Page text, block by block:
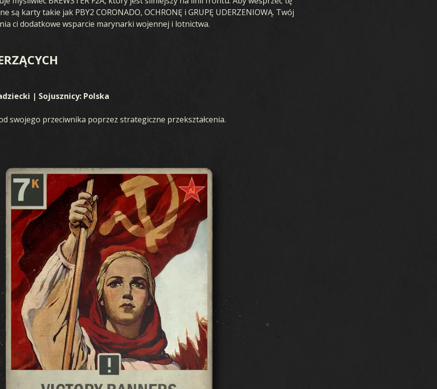
są karty takie jak PBY2 CORONADO, OCHRONĘ i GRUPĘ UDERZENIOWĄ. Twój
ci dodatkowe wsparcie marynarki wojennej i lotnictwa.
| Sojusznicy: Polska
swojego przeciwnika poprzez strategiczne przekształcenia.
TALIE
DRAFT
BURZA W OCEANII
WOJNA MORSKA
TAJNE OPERACJE
WOJNA ZIMOWA
BROTHERS IN ARMS
LEGIONY
PRZEŁOM
W OGNIU WOJNY
LOJALNOŚĆ